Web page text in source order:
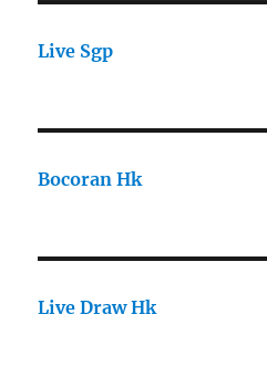
Live Sgp
Bocoran Hk
Live Draw Hk